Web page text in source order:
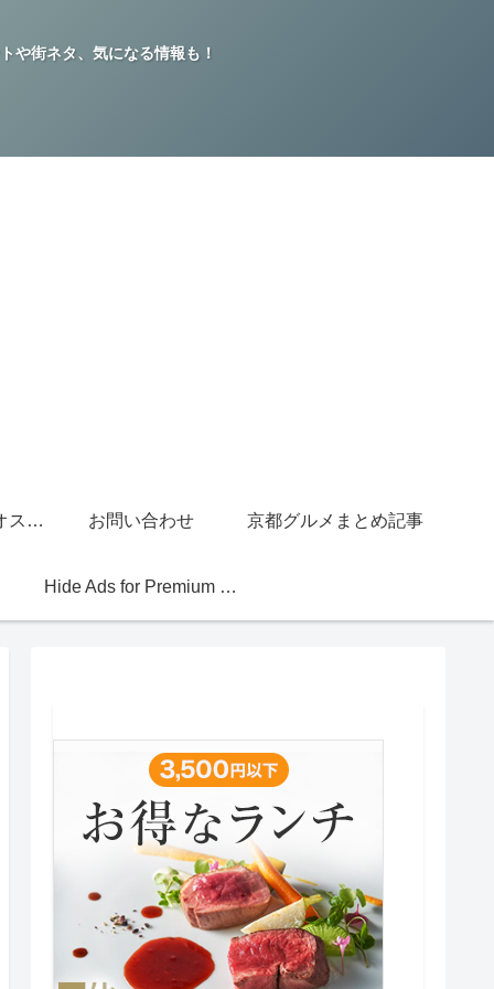
や街ネタ、気になる情報も！
グッチジャパン的オススメ店 お問い合わせ 京都グルメまとめ記事
Hide Ads for Premium Members